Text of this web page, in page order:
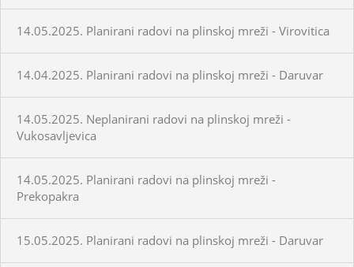
14.05.2025. Planirani radovi na plinskoj mreži - Virovitica
14.04.2025. Planirani radovi na plinskoj mreži - Daruvar
14.05.2025. Neplanirani radovi na plinskoj mreži -
Vukosavljevica
14.05.2025. Planirani radovi na plinskoj mreži -
Prekopakra
15.05.2025. Planirani radovi na plinskoj mreži - Daruvar